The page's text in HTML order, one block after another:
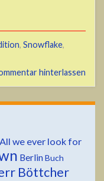
, Snowflake,
hinterlassen
All we ever look for
Berlin Buch
Böttcher